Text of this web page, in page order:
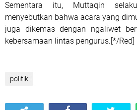
Sementara itu, Muttaqin
menyebutkan bahwa acara yang
juga dikemas dengan ngaliwet
kebersamaan lintas pengurus.[*/Red]
politik